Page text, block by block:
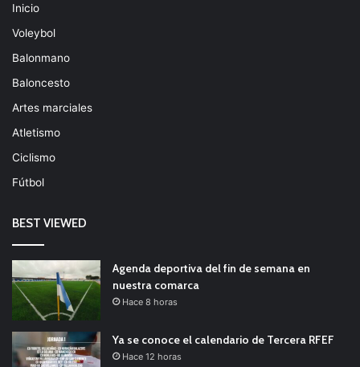
Inicio
Voleybol
Balonmano
Baloncesto
Artes marciales
Atletismo
Ciclismo
Fútbol
BEST VIEWED
Agenda deportiva del fin de semana en
nuestra comarca
Hace 8 horas
Ya se conoce el calendario de Tercera RFEF
Hace 12 horas